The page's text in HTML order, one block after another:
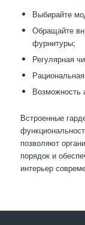
Выбирайте
Обращайте
фурнитуры;
Регулярная
Возможность
Встроенные
позволяют
порядок и
интерьер